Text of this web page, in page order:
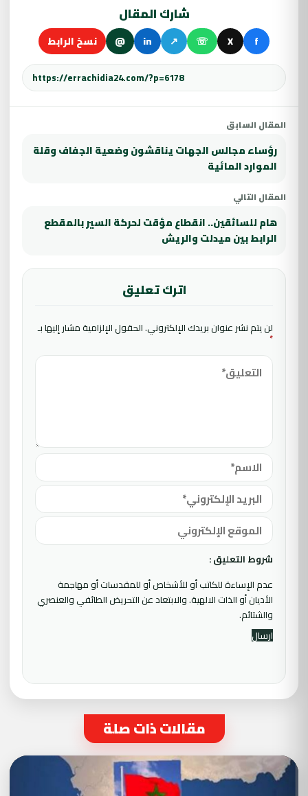
شارك المقال
f
X
☏
↗
in
@ نسخ الرابط
المقال السابق
رؤساء مجالس الجهات يناقشون وضعية الجفاف وقلة
الموارد المائية
المقال التالي
هام للسائقين.. انقطاع مؤقت لحركة السير بالمقطع
الرابط بين ميدلت والريش
اترك تعليق
لن يتم نشر عنوان بريدك الإلكتروني.الحقول الإلزامية مشار إليها بـ
*
شروط التعليق :
عدم الإساءة للكاتب أو للأشخاص أو للمقدسات أو مهاجمة
الأديان أو الذات الالهية. والابتعاد عن التحريض الطائفي والعنصري
والشتائم.
مقالات ذات صلة